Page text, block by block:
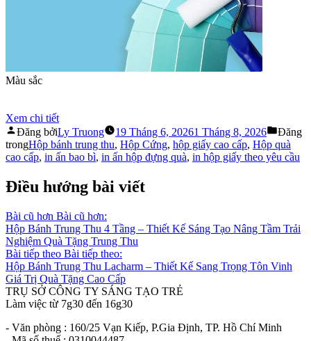
Màu sắc
Xem chi tiết
Đăng bởiLy Truong 19 Tháng 6, 20261 Tháng 8, 2026
Đăng
trongHộp bánh trung thu, Hộp Cứng, hộp giấy cao cấp, Hộp quà
cao cấp, in ấn bao bì, in ấn hộp đựng quà, in hộp giấy theo yêu cầu
Điều hướng bài viết
Bài cũ hơn Bài cũ hơn:
Hộp Bánh Trung Thu 4 Tầng – Thiết Kế Sáng Tạo Nâng Tầm Trải
Nghiệm Quà Tặng Trung Thu
Bài tiếp theo Bài tiếp theo:
Hộp Bánh Trung Thu Lacharm – Thiết Kế Sang Trọng Tôn Vinh
Giá Trị Quà Tặng Cao Cấp
TRỤ SỞ CÔNG TY SÁNG TẠO TRẺ
Làm việc từ 7g30 đến 16g30
- Văn phòng : 160/25 Vạn Kiếp, P.Gia Định, TP. Hồ Chí Minh